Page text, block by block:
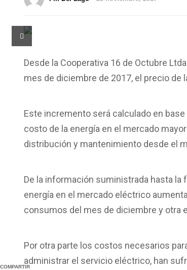
COMPARTIR
Desde la Cooperativa 16 de Octubre
mes de diciembre de 2017, el precio de
Este incremento será calculado en
costo de la energía en el mercado
distribución y mantenimiento desde el
De la información suministrada hasta la
energía en el mercado eléctrico
consumos del mes de diciembre y otra
Por otra parte los costos necesarios
administrar el servicio eléctrico, han